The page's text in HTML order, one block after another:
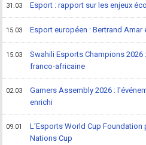
31.03 Esport : rapport sur les enjeux
15.03 Esport européen : Bertrand Amar
15.03
Swahili Esports Champions
franco-africaine
02.03
Gamers Assembly 2026 :
enrichi
09.01
L'Esports World Cup Foundation
Nations Cup